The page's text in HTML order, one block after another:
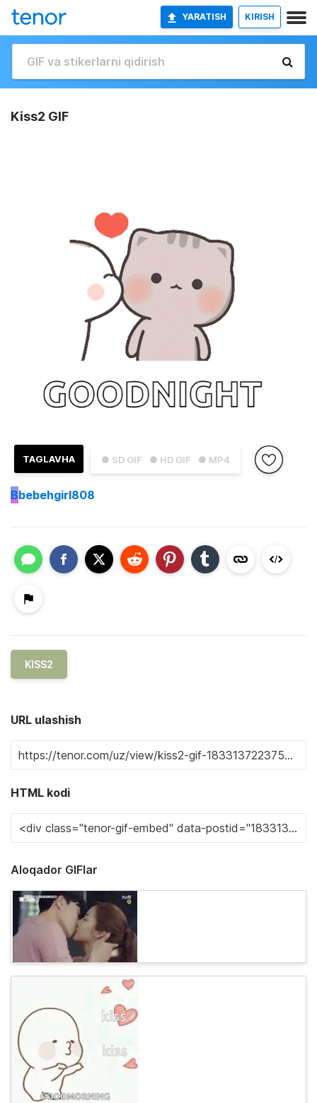
YARATISH KIRISH
Kiss2 GIF
● SD GIF ● HD GIF ● MP4
TAGLAVHA
Bbebehgirl808
KISS2
URL ulashish
HTML kodi
Aloqador GIFlar